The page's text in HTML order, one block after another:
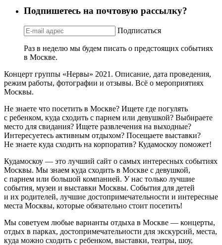
Подпишетесь на почтовую рассылку?
Подписаться
Раз в неделю мы будем писать о предстоящих событиях
в Москве.
Концерт группы «Нервы» 2021. Описание, дата проведения,
режим работы, фотографии и отзывы. Всё о мероприятиях
Москвы.
Не знаете что посетить в Москве? Ищете где погулять
с ребенком, куда сходить с парнем или девушкой? Выбираете
место для свидания? Ищете развлечения на выходные?
Интересуетесь активным отдыхом? Посещаете выставки?
Не знаете куда сходить на корпоратив? Кудамоскоу поможет!
Кудамоскоу — это лучший сайт о самых интересных событиях
Москвы. Мы знаем куда сходить в Москве с девушкой,
с парнем или большой компанией. У нас только лучшие
события, музеи и выставки Москвы. События для детей
и их родителей, лучшие достопримечательности и интересные
места Москвы, которые обязательно стоит посетить!
Мы советуем любые варианты отдыха в Москве — концерты,
отдых в парках, достопримечательности для экскурсий, места,
куда можно сходить с ребенком, выставки, театры, шоу,